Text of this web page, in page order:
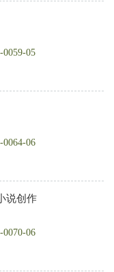
0059-05
0064-06
说创作
0070-06